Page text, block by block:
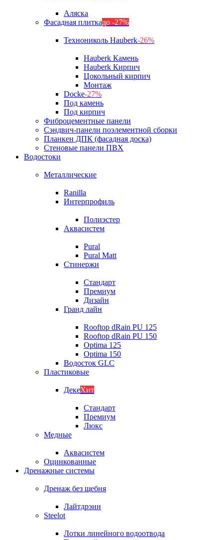
Аляска
Фасадная плиткадо -27%
Технониколь Hauberk-26%
Hauberk Камень
Hauberk Кирпич
Цокольный кирпич
Монтаж
Docke-27%
Под камень
Под кирпич
Фиброцементные панели
Сэндвич-панели поэлементной сборки
Планкен ДПК (фасадная доска)
Стеновые панели ПВХ
Водостоки
Металлические
Ranilla
Интерпрофиль
Полиэстер
Аквасистем
Pural
Pural Matt
Стинержи
Стандарт
Премиум
Дизайн
Гранд лайн
Rooftop dRain PU 125
Rooftop dRain PU 150
Optima 125
Optima 150
Водосток GLC
Пластиковые
ДекеХит
Стандарт
Премиум
Люкс
Медные
Аквасистем
Оцинкованные
Дренажные системы
Дренаж без щебня
Лайтдрэин
Steelot
Лотки линейного водоотвода